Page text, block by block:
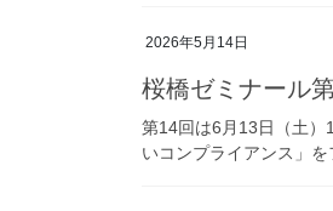
2026年5月14日
桜橋ゼミナール
第14回は6月13日（土
いコンプライアンス」